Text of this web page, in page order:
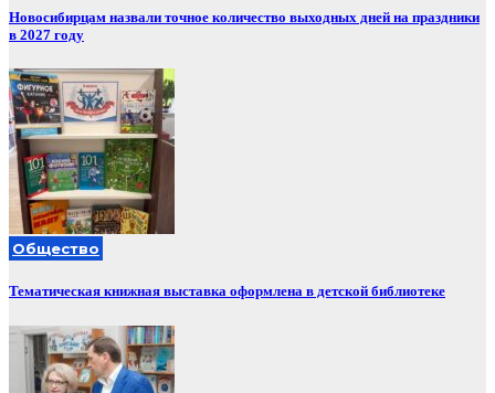
Новосибирцам назвали точное количество выходных дней на праздники
в 2027 году
Общество
Тематическая книжная выставка оформлена в детской библиотеке